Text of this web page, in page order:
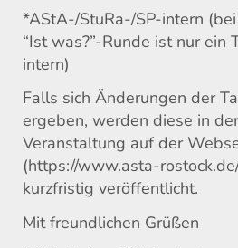
*AStA-/StuRa-/SP-intern
“Ist was?”-Runde ist nur ein
intern)
Falls sich Änderungen der
ergeben, werden diese in
Veranstaltung auf der
(https://www.asta-
kurzfristig veröffentlicht.
Mit freundlichen Grüßen